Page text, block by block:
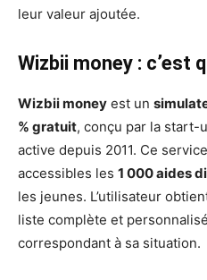
leur valeur ajoutée.
Wizbii money : c’est
Wizbii money est un
% gratuit, conçu par la start-
active depuis 2011. Ce
accessibles les 1 000 aides
les jeunes. L’utilisateur
liste complète et
correspondant à sa situation.